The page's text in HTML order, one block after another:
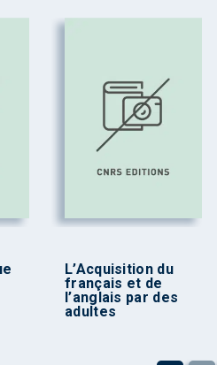
L’Acquisition du
français et de
l’anglais par des
adultes